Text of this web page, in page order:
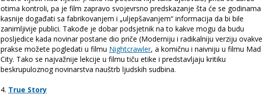
otima kontroli, pa je film zapravo svojevrsno predskazanje šta će se godinama
kasnije događati sa fabrikovanjem i „uljepšavanjem“ informacija da bi bile
zanimljivije publici. Takođe je dobar podsjetnik na to kakve mogu da budu
posljedice kada novinar postane dio priče (Moderniju i radikalniju verziju ovakve
prakse možete pogledati u filmu Nightcrawler, a komičnu i naivniju u filmu Mad
City. Tako se najvažnije lekcije u filmu tiču etike i predstavljaju kritiku
beskrupuloznog novinarstva nauštrb ljudskih sudbina.
4. True Story